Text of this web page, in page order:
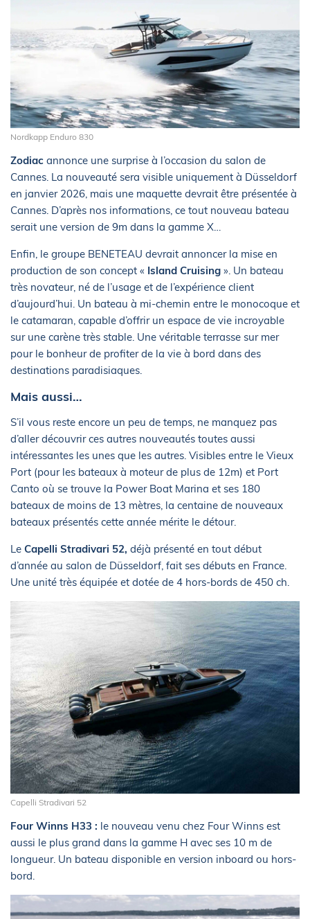
Nordkapp Enduro 830
Zodiac annonce une surprise à l’occasion du salon de
Cannes. La nouveauté sera visible uniquement à Düsseldorf
en janvier 2026, mais une maquette devrait être présentée à
Cannes. D’après nos informations, ce tout nouveau bateau
serait une version de 9m dans la gamme X…
Enfin, le groupe BENETEAU devrait annoncer la mise en
production de son concept « Island Cruising ». Un bateau
très novateur, né de l’usage et de l’expérience client
d’aujourd’hui. Un bateau à mi-chemin entre le monocoque et
le catamaran, capable d’offrir un espace de vie incroyable
sur une carène très stable. Une véritable terrasse sur mer
pour le bonheur de profiter de la vie à bord dans des
destinations paradisiaques.
Mais aussi…
S’il vous reste encore un peu de temps, ne manquez pas
d’aller découvrir ces autres nouveautés toutes aussi
intéressantes les unes que les autres. Visibles entre le Vieux
Port (pour les bateaux à moteur de plus de 12m) et Port
Canto où se trouve la Power Boat Marina et ses 180
bateaux de moins de 13 mètres, la centaine de nouveaux
bateaux présentés cette année mérite le détour.
Le Capelli Stradivari 52, déjà présenté en tout début
d’année au salon de Düsseldorf, fait ses débuts en France.
Une unité très équipée et dotée de 4 hors-bords de 450 ch.
Capelli Stradivari 52
Four Winns H33 : le nouveau venu chez Four Winns est
aussi le plus grand dans la gamme H avec ses 10 m de
longueur. Un bateau disponible en version inboard ou hors-
bord.